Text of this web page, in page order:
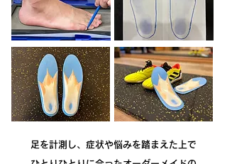
足を計測し、症状や悩みを踏まえた上で